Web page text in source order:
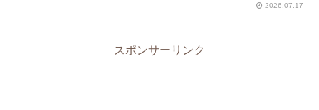
2026.07.17
スポンサーリンク